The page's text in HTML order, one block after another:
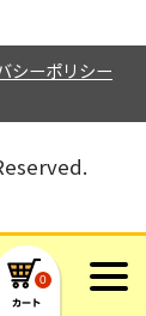
0
シーポリシー